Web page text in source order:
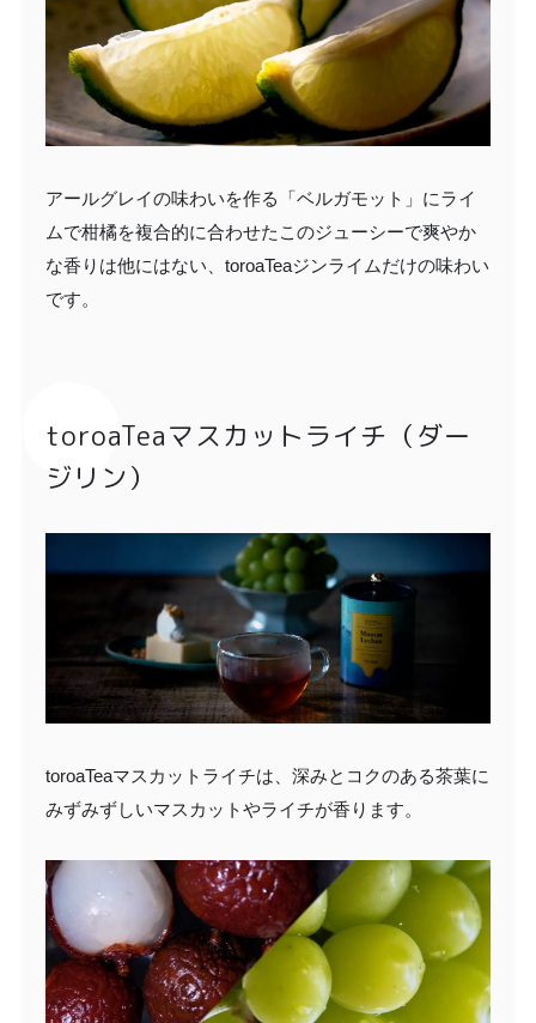
アールグレイの味わいを作る「ベルガモット」にライ
ムで柑橘を複合的に合わせたこのジューシーで爽やか
な香りは他にはない、toroaTeaジンライムだけの味わい
です。
toroaTeaマスカットライチ（ダー
ジリン）
toroaTeaマスカットライチは、深みとコクのある茶葉に
みずみずしいマスカットやライチが香ります。